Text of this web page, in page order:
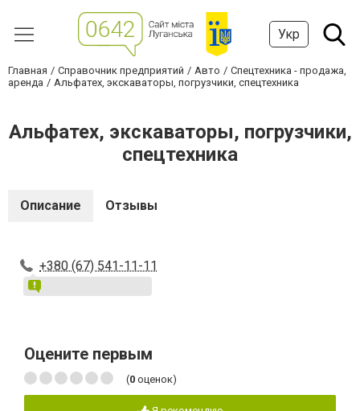
Укр
Главная Справочник предприятий Авто
Спецтехника - продажа,
аренда
Альфатех, экскаваторы, погрузчики, спецтехника
Альфатех, экскаваторы, погрузчики,
спецтехника
Описание Отзывы
+380 (67) 541-11-11
Оцените первым
(0 оценок)